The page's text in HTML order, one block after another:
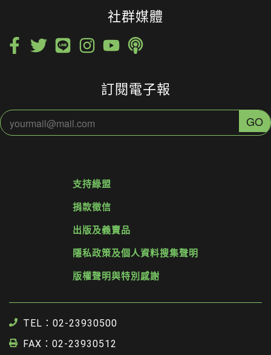
社群媒體
訂閱電子報
支持綠盟
捐款徵信
出版及義賣品
隱私政策及個人資料搜集聲明
版權聲明與特別感謝
TEL：02-23930500
FAX：02-23930512